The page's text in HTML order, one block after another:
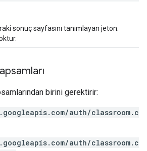
sonuç sayfasını tanımlayan jeton.
birini gerektirir:
auth/classroom.c
auth/classroom.c